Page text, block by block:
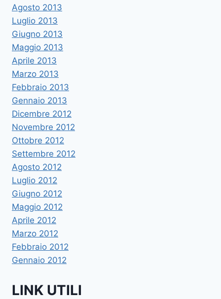
Agosto 2013
Luglio 2013
Giugno 2013
Maggio 2013
Aprile 2013
Marzo 2013
Febbraio 2013
Gennaio 2013
Dicembre 2012
Novembre 2012
Ottobre 2012
Settembre 2012
Agosto 2012
Luglio 2012
Giugno 2012
Maggio 2012
Aprile 2012
Marzo 2012
Febbraio 2012
Gennaio 2012
LINK UTILI